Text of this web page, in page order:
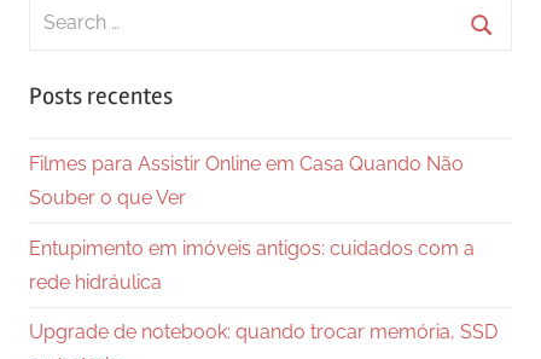
Search
Posts recentes
Filmes para Assistir Online em Casa Quando Não
Souber o que Ver
Entupimento em imóveis antigos: cuidados com a
rede hidráulica
Upgrade de notebook: quando trocar memória, SSD